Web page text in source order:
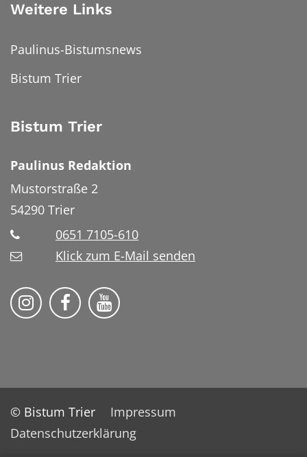
Weitere Links
Paulinus-Bistumsnews
Bistum Trier
Bistum Trier
Paulinus Redaktion
Mustorstraße 2
54290 Trier
0651 7105-610
Klick zum E-Mail senden
Bistum Trier auf Instragram
Bistum Trier auf Facebook
Bistum Trier auf YouTube
© Bistum Trier
Impressum
Datenschutzerklärung